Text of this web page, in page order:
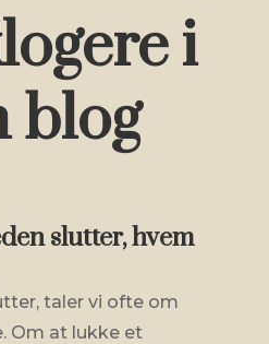
i
blog
slutter, hvem
taler vi ofte om
Om at lukke et